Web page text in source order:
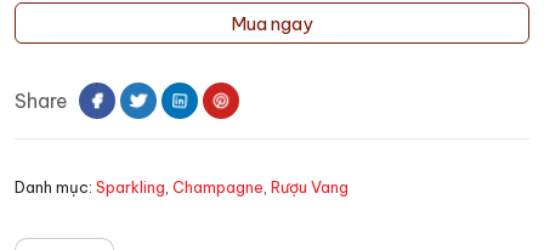
De
số
Mua ngay
Share
Danh mục: Sparkling, Champagne, Rượu Vang